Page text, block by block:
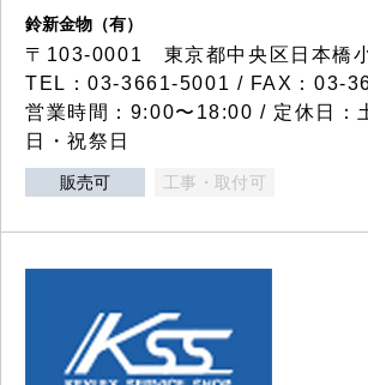
鈴新金物（有）
〒103-0001 東京都中央区日本橋
TEL：03-3661-5001 / FAX：03-
営業時間：9:00〜18:00 / 定休日：
日・祝祭日
販売可 工事・取付可